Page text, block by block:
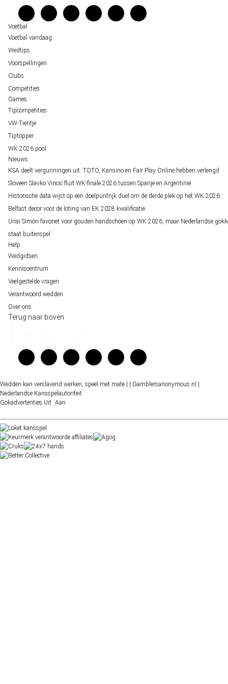
Verantwoord wedden
Over ons
Voetbal
Voetbal vandaag
Wedtips
Voorspellingen
Clubs
Competities
Games
Tipcompetities
VW-Tientje
Tiptopper
WK 2026 pool
Nieuws
KSA deelt vergunningen uit: TOTO, Kansino en Fair Play Online hebben verlengd
Sloveen Slavko Vincic fluit WK-finale 2026 tussen Spanje en Argentinië
Historische data wijst op een doelpuntrijk duel om de derde plek op het WK 2026
Belfast decor voor de loting van EK 2028 kwalificatie
Unai Simón favoriet voor gouden handschoen op WK 2026, maar Nederlandse
staat buitenspel
Help
Wedgidsen
Kenniscentrum
Veelgestelde vragen
Verantwoord wedden
Over ons
Terug naar boven
Wedden kan verslavend werken, speel met mate | | Gamblersanonymous.nl |
Nederlandse Kansspelautoriteit
Gokadvertenties Uit Aan